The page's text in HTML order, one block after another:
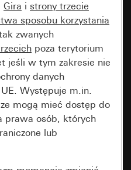
Gira i strony trzecie
sposobu korzystania
zwanych
poza terytorium
jeśli w tym zakresie nie
danych
Występuje m.in.
mogą mieć dostęp do
prawa osób, których
lub